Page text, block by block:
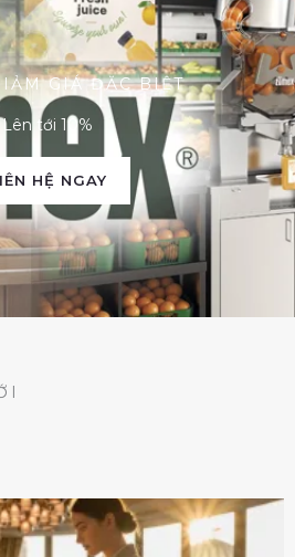
GIÁ ĐẶC BIỆT
Lên tới 10%
HỆ NGAY